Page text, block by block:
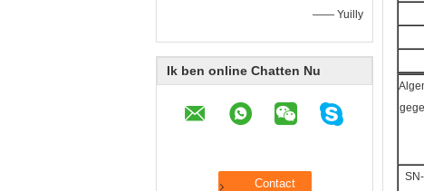
—— Yuilly
Ik ben online Chatten Nu